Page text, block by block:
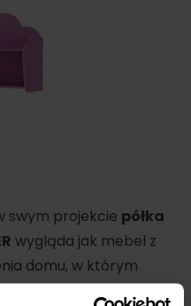
swym projekcie półka
wygląda jak mebel z
domu, w którym
Dlatego jeśli jesteś